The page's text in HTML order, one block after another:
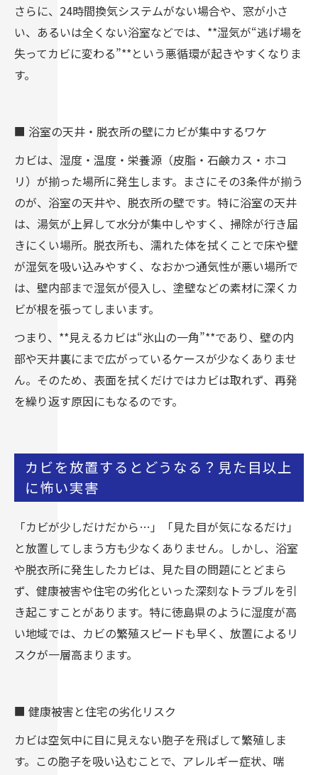
さらに、24時間換気システムがない場合や、窓が小さ
い、あるいは全くない浴室などでは、**湿気が“逃げ場を
失ってカビに変わる”**という悪循環が起きやすくなりま
す。
■ 浴室の天井・脱衣所の壁にカビが集中するワケ
カビは、湿度・温度・栄養源（皮脂・石鹸カス・ホコ
リ）が揃った場所に発生します。まさにその3条件が揃う
のが、浴室の天井や、脱衣所の壁です。特に浴室の天井
は、湯気が上昇して水分が集中しやすく、掃除が行き届
きにくい場所。脱衣所も、濡れた体を拭くことで床や壁
が湿気を吸い込みやすく、なおかつ通気性が悪い場所で
は、壁内部まで湿気が侵入し、塗壁などの素材に深くカ
ビが根を張ってしまいます。
つまり、**見えるカビは“氷山の一角”**であり、壁の内
部や天井裏にまで広がっているケースが少なくありませ
ん。そのため、表面を拭くだけではカビは取れず、再発
を繰り返す原因にもなるのです。
カビを放置するとどうなる？見た目以上
に怖い実害
「カビが少しだけだから…」「見た目が気になるだけ」
と放置してしまう方も少なくありません。しかし、浴室
や脱衣所に発生したカビは、見た目の問題にとどまら
ず、健康被害や住宅の劣化といった深刻なトラブルを引
き起こすことがあります。特に徳島県のように湿度が高
い地域では、カビの繁殖スピードも早く、放置によるリ
スクが一層高まります。
■ 健康被害と住宅の劣化リスク
カビは空気中に目に見えない胞子を飛ばして繁殖しま
す。この胞子を吸い込むことで、アレルギー症状、喘